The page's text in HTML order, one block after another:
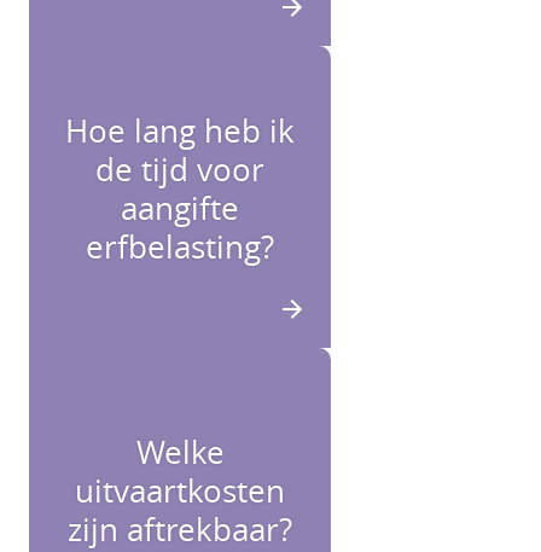
Hoe lang heb ik
de tijd voor
aangifte
erfbelasting?
Welke
uitvaartkosten
zijn aftrekbaar?